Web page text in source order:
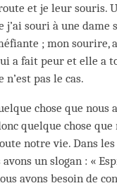
et je leur souris.
j’ai souri à une
; mon sourire,
a fait peur et elle a
n’est pas le cas.
chose que nous
quelque chose que
notre vie. Dans
un slogan : «
avons besoin de